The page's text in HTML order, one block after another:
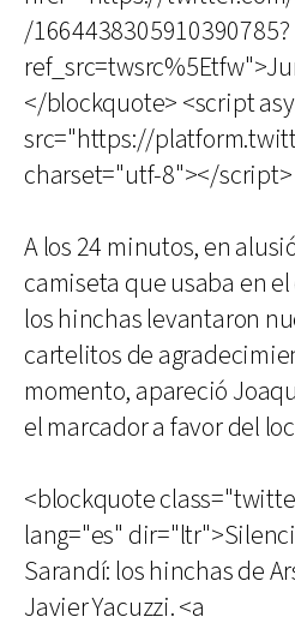
/1664438305910390785?
</blockquote> <script
src="https://
charset="utf-8"></script>
A los 24 minutos, en
camiseta que usaba en
los hinchas levantaron
cartelitos de
momento, apareció
el marcador a favor del
<blockquote
lang="es"
Sarandí: los hinchas de
Javier Yacuzzi. <a